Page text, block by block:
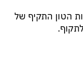
הטון התקיף של